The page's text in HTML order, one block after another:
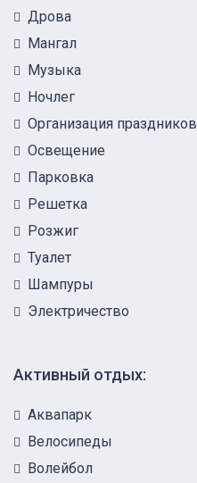
Дрова
Мангал
Музыка
Ночлег
Организация праздников
Освещение
Парковка
Решетка
Розжиг
Туалет
Шампуры
Электричество
Активный отдых:
Аквапарк
Велосипеды
Волейбол